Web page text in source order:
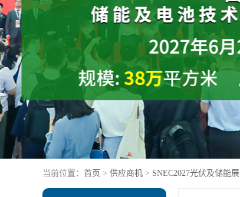
当前位置： 首页 > 供应商机 > SNEC2027光伏及储能展